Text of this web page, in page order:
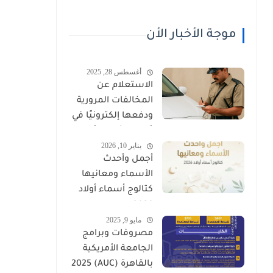
موجة الأخبار الأن
أغسطس 28, 2025
الاستعلام عن
المخالفات المرورية
ودفعها إلكترونيًا في
السلطانية)
يناير 10, 2026
أجمل وأحدث
الأسماء ومعانيها
كتالوج أسماء أولاد
مايو 9, 2025
مصروفات وبرامج
الجامعة الأمريكية
بالقاهرة (AUC) 2025